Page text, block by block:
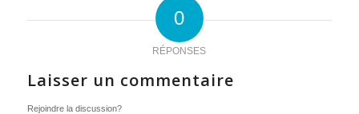
0
RÉPONSES
Laisser un commentaire
Rejoindre la discussion?